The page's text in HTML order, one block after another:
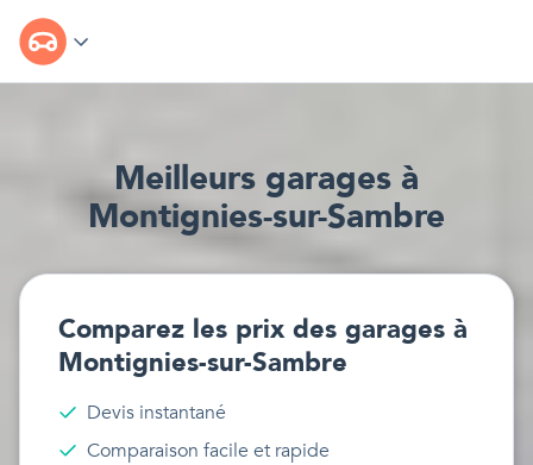
Meilleurs garages à
Montignies-sur-Sambre
Comparez les prix des garages à
Montignies-sur-Sambre
Devis instantané
Comparaison facile et rapide